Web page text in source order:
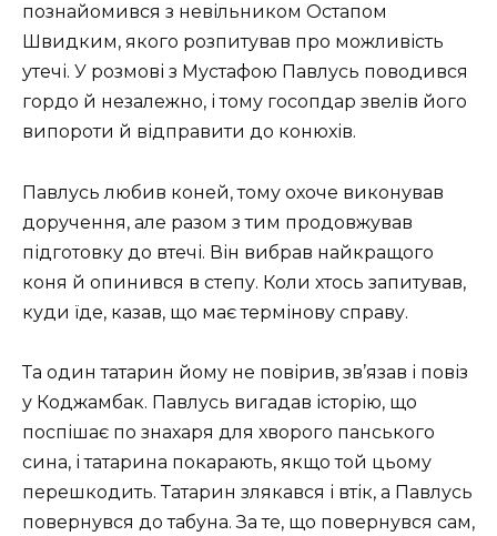
познайомився з невільником Остапом
Швидким, якого розпитував про можливість
утечі. У розмові з Мустафою Павлусь поводився
гордо й незалежно, і тому госопдар звелів його
випороти й відправити до конюхів.
Павлусь любив коней, тому охоче виконував
доручення, але разом з тим продовжував
підготовку до втечі. Він вибрав найкращого
коня й опинився в степу. Коли хтось запитував,
куди їде, казав, що має термінову справу.
Та один татарин йому не повірив, зв’язав і повіз
у Коджамбак. Павлусь вигадав історію, що
поспішає по знахаря для хворого панського
сина, і татарина покарають, якщо той цьому
перешкодить. Татарин злякався і втік, а Павлусь
повернувся до табуна. За те, що повернувся сам,